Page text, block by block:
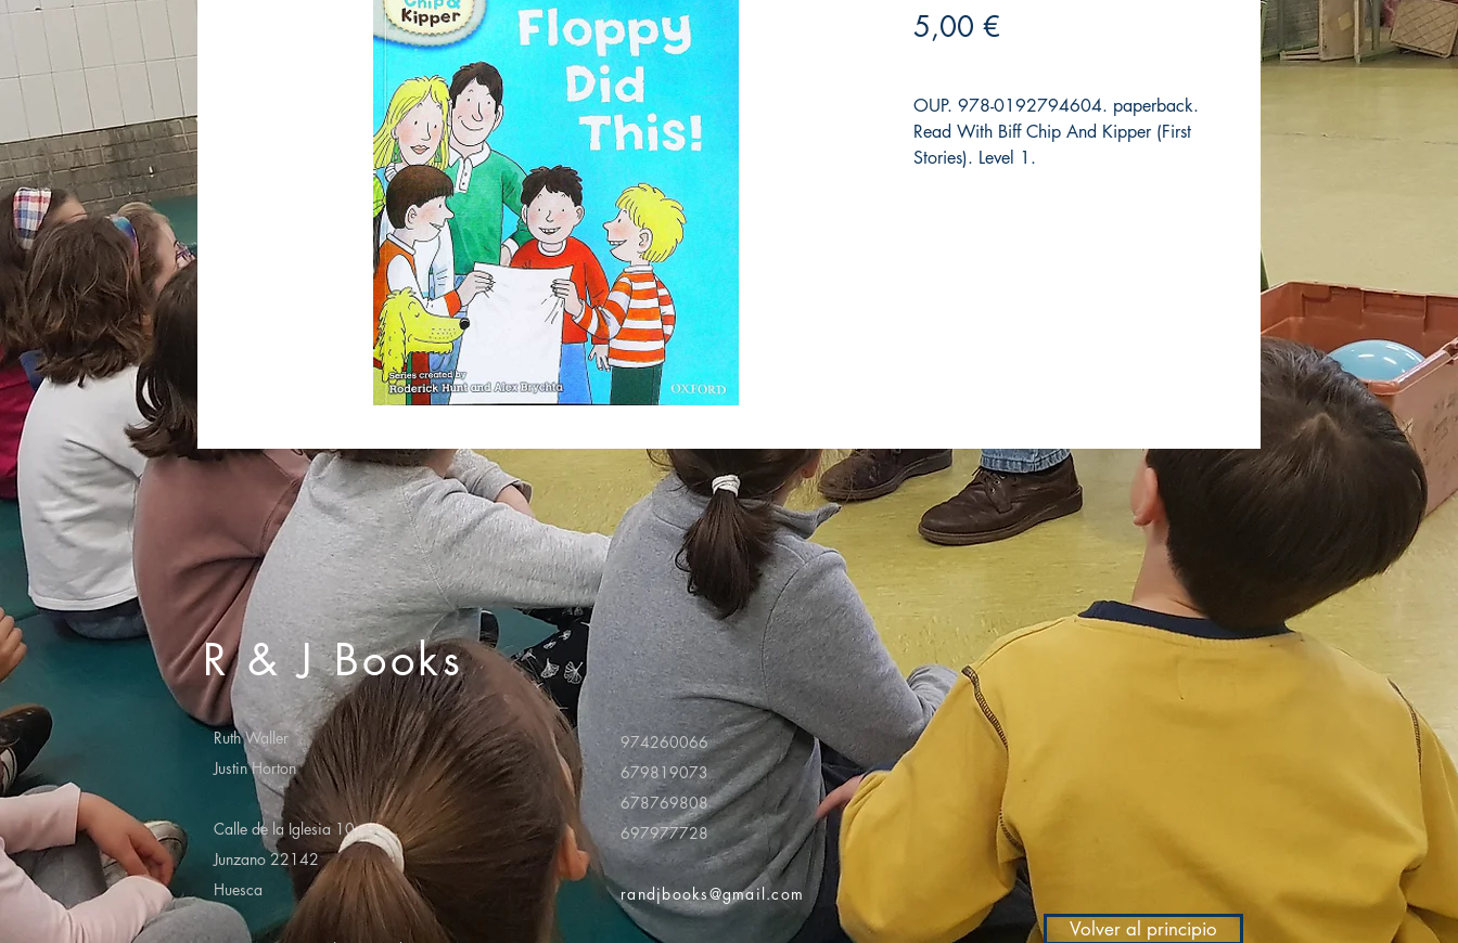
5,00 €
OUP. 978-0192794604. paperback.
Read With Biff Chip And Kipper (First
Stories). Level 1.
R & J Books
Ruth Waller
Justin Horton
Calle de la Iglesia 10
Junzano 22142
Huesca
974260066
679819073
678769808
697977728
randjbooks@gmail.com
Volver al principio